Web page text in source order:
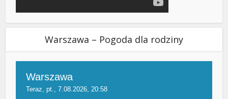
Warszawa – Pogoda dla rodziny